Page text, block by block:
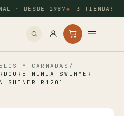
· DESDE 1987 3 TIENDAS:
Y CARNADAS /
NINJA SWIMMER
SHINER R1201